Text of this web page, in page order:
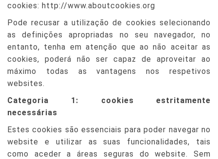
cookies: http://www.aboutcookies.org
Pode recusar a utilização de cookies selecionando
as definições apropriadas no seu navegador, no
entanto, tenha em atenção que ao não aceitar as
cookies, poderá não ser capaz de aproveitar ao
máximo todas as vantagens nos respetivos
websites.
Categoria 1: cookies estritamente
necessárias
Estes cookies são essenciais para poder navegar no
website e utilizar as suas funcionalidades, tais
como aceder a áreas seguras do website. Sem